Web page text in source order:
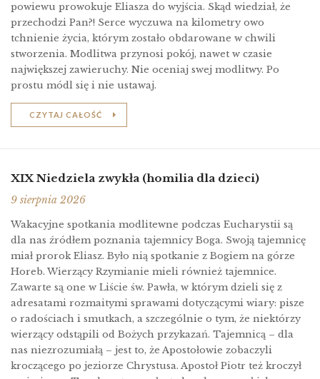
powiewu prowokuje Eliasza do wyjścia. Skąd wiedział, że
przechodzi Pan?! Serce wyczuwa na kilometry owo
tchnienie życia, którym zostało obdarowane w chwili
stworzenia. Modlitwa przynosi pokój, nawet w czasie
największej zawieruchy. Nie oceniaj swej modlitwy. Po
prostu módl się i nie ustawaj.
CZYTAJ CAŁOŚĆ
XIX Niedziela zwykła (homilia dla dzieci)
9 sierpnia 2026
Wakacyjne spotkania modlitewne podczas Eucharystii są
dla nas źródłem poznania tajemnicy Boga. Swoją tajemnicę
miał prorok Eliasz. Było nią spotkanie z Bogiem na górze
Horeb. Wierzący Rzymianie mieli również tajemnice.
Zawarte są one w Liście św. Pawła, w którym dzieli się z
adresatami rozmaitymi sprawami dotyczącymi wiary: pisze
o radościach i smutkach, a szczególnie o tym, że niektórzy
wierzący odstąpili od Bożych przykazań. Tajemnicą – dla
nas niezrozumiałą – jest to, że Apostołowie zobaczyli
kroczącego po jeziorze Chrystusa. Apostoł Piotr też kroczył